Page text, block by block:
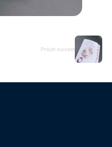
Projet suivant